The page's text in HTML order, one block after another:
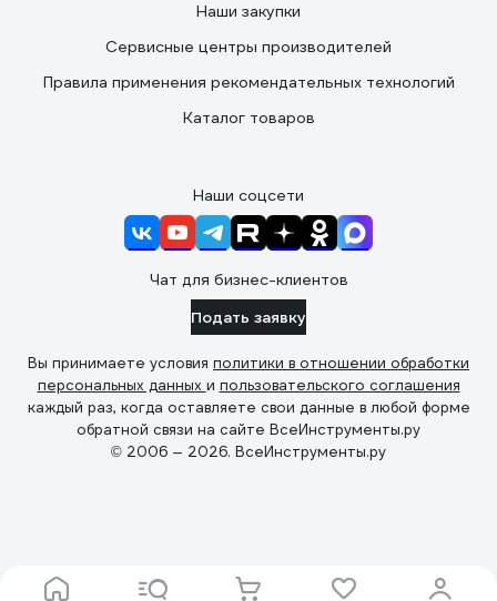
Наши закупки
Сервисные центры производителей
Правила применения рекомендательных технологий
Каталог товаров
Наши соцсети
Чат для бизнес-клиентов
Подать заявку
Вы принимаете условия политики в отношении обработки
персональных данных и пользовательского соглашения
каждый раз, когда оставляете свои данные в любой форме
обратной связи на сайте ВсеИнструменты.ру
© 2006 — 2026. ВсеИнструменты.ру